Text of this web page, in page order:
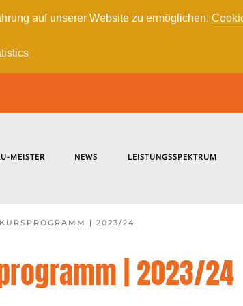
auf unserer Website zu ermöglichen.
MEISTER NEWS LEISTUNGSSPEKTRUM
| 2023/24
| 2023/24